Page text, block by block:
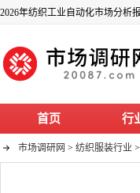
首页 行
市场调研网 > 纺织服装行业 >